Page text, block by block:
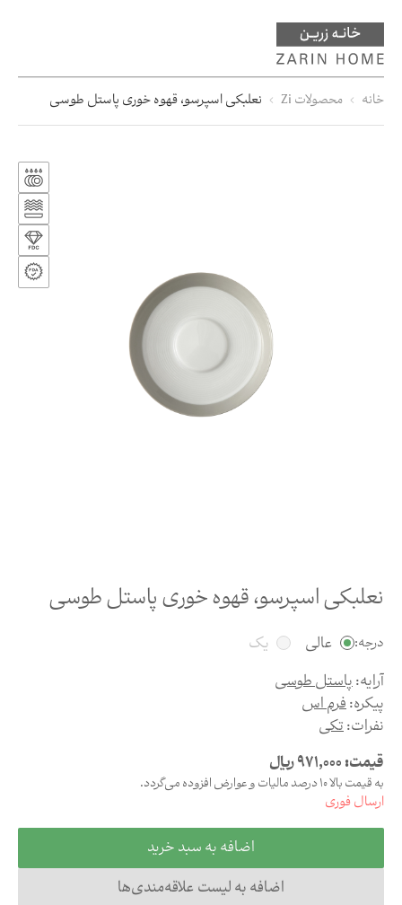
خانه محصولات Zi نعلبکی اسپرسو، قهوه خوری پاستل طوسی
نعلبکی اسپرسو، قهوه خوری پاستل طوسی
درجه: عالی
یک
آرایه:پاستل طوسی
پیکره:فرم اس
نفرات:تکی
قیمت:971,000ریال
به قیمت بالا 10 درصد مالیات و عوارض افزوده می‌گردد.
ارسال فوری
اضافه به سبد خرید
اضافه به لیست علاقه‌مندی‌ها